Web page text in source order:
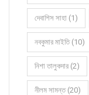
দেবাশিস সাহা (1)
নবকুমার মাইতি (10)
নিশা তালুকদার (2)
নীলম সামন্ত (20)